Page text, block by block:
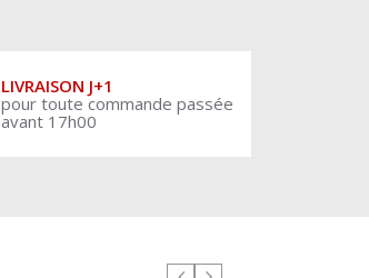
LIVRAISON J+1
pour toute commande passée
avant 17h00